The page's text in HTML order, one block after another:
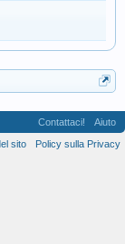
Contattaci!
Aiuto
sito
Policy sulla Privacy